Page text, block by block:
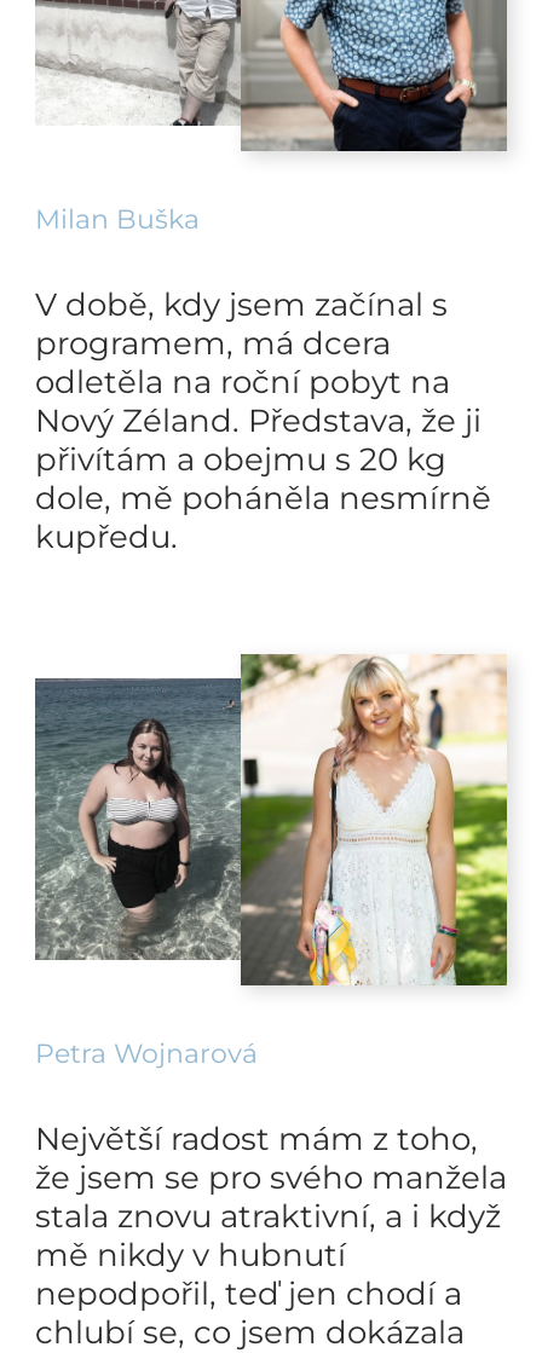
Milan Buška
V době, kdy jsem začínal s
programem, má dcera
odletěla na roční pobyt na
Nový Zéland. Představa, že ji
přivítám a obejmu s 20 kg
dole, mě poháněla nesmírně
kupředu.
Petra Wojnarová
Největší radost mám z toho,
že jsem se pro svého manžela
stala znovu atraktivní, a i když
mě nikdy v hubnutí
nepodpořil, teď jen chodí a
chlubí se, co jsem dokázala